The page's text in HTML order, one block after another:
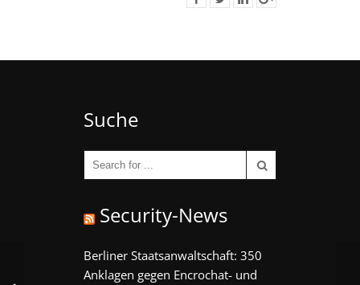
Suche
Security-News
Berliner Staatsanwaltschaft: 350
Anklagen gegen Encrochat- und